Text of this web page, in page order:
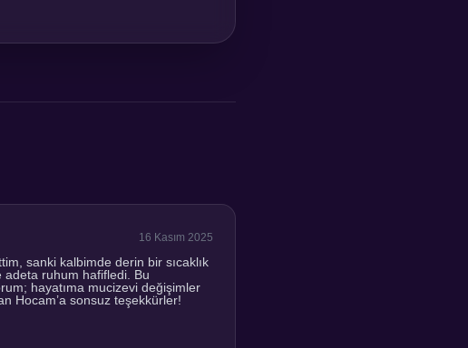
16 Kasım 2025
sanki kalbimde derin bir sıcaklık
adeta ruhum hafifledi. Bu
hayatıma mucizevi değişimler
Hocam’a sonsuz teşekkürler!